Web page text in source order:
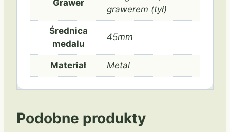
Grawer
grawerem (tył)
Średnica
medalu
45mm
Materiał Metal
Podobne produkty